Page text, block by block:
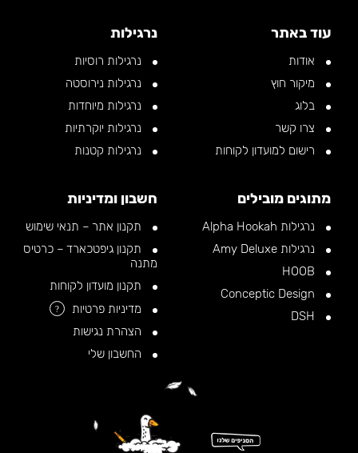
עוד באתר
אודות
מיקור חוץ
בלוג
צרו קשר
רישום למועדון לקוחות
נרגילות
נרגילות רוסיות
נרגילות נירוסטה
נרגילות מיוחדות
נרגילות יוקרתיות
נרגילות קטנות
מתוגים מובילים
נרגילות Alpha Hookah
נרגילות Amy Deluxe
חשבון ומדיניות
תקנון אתר – תנאי שימוש
תקנון גיפטכארד – כרטיס
מתנה
תקנון מועדון לקוחות
מדיניות פרטיות
?
הצהרת נגישות
החשבון שלי